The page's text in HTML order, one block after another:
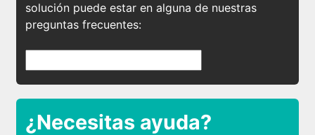
solución puede estar en alguna de nuestras
preguntas frecuentes:
¿Necesitas ayuda?